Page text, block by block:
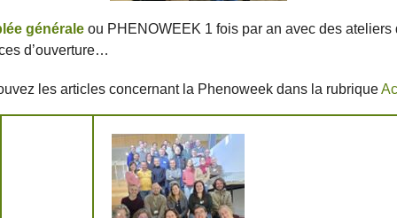
générale ou PHENOWEEK 1 fois par an avec des ateliers
d’ouverture…
les articles concernant la Phenoweek dans la rubrique